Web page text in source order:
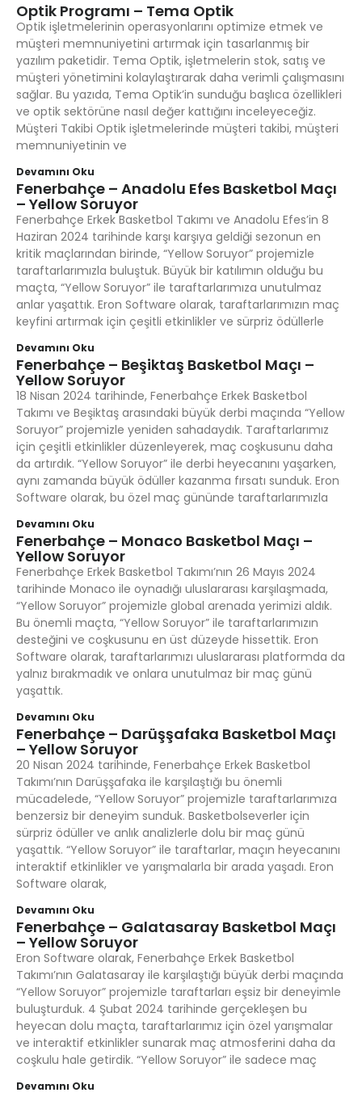
Optik Programı – Tema Optik
Optik işletmelerinin operasyonlarını optimize etmek ve
müşteri memnuniyetini artırmak için tasarlanmış bir
yazılım paketidir. Tema Optik, işletmelerin stok, satış ve
müşteri yönetimini kolaylaştırarak daha verimli çalışmasını
sağlar. Bu yazıda, Tema Optik’in sunduğu başlıca özellikleri
ve optik sektörüne nasıl değer kattığını inceleyeceğiz.
Müşteri Takibi Optik işletmelerinde müşteri takibi, müşteri
memnuniyetinin ve
Devamını Oku
Fenerbahçe – Anadolu Efes Basketbol Maçı
– Yellow Soruyor
Fenerbahçe Erkek Basketbol Takımı ve Anadolu Efes’in 8
Haziran 2024 tarihinde karşı karşıya geldiği sezonun en
kritik maçlarından birinde, “Yellow Soruyor” projemizle
taraftarlarımızla buluştuk. Büyük bir katılımın olduğu bu
maçta, “Yellow Soruyor” ile taraftarlarımıza unutulmaz
anlar yaşattık. Eron Software olarak, taraftarlarımızın maç
keyfini artırmak için çeşitli etkinlikler ve sürpriz ödüllerle
Devamını Oku
Fenerbahçe – Beşiktaş Basketbol Maçı –
Yellow Soruyor
18 Nisan 2024 tarihinde, Fenerbahçe Erkek Basketbol
Takımı ve Beşiktaş arasındaki büyük derbi maçında “Yellow
Soruyor” projemizle yeniden sahadaydık. Taraftarlarımız
için çeşitli etkinlikler düzenleyerek, maç coşkusunu daha
da artırdık. “Yellow Soruyor” ile derbi heyecanını yaşarken,
aynı zamanda büyük ödüller kazanma fırsatı sunduk. Eron
Software olarak, bu özel maç gününde taraftarlarımızla
Devamını Oku
Fenerbahçe – Monaco Basketbol Maçı –
Yellow Soruyor
Fenerbahçe Erkek Basketbol Takımı’nın 26 Mayıs 2024
tarihinde Monaco ile oynadığı uluslararası karşılaşmada,
“Yellow Soruyor” projemizle global arenada yerimizi aldık.
Bu önemli maçta, “Yellow Soruyor” ile taraftarlarımızın
desteğini ve coşkusunu en üst düzeyde hissettik. Eron
Software olarak, taraftarlarımızı uluslararası platformda da
yalnız bırakmadık ve onlara unutulmaz bir maç günü
yaşattık.
Devamını Oku
Fenerbahçe – Darüşşafaka Basketbol Maçı
– Yellow Soruyor
20 Nisan 2024 tarihinde, Fenerbahçe Erkek Basketbol
Takımı’nın Darüşşafaka ile karşılaştığı bu önemli
mücadelede, “Yellow Soruyor” projemizle taraftarlarımıza
benzersiz bir deneyim sunduk. Basketbolseverler için
sürpriz ödüller ve anlık analizlerle dolu bir maç günü
yaşattık. “Yellow Soruyor” ile taraftarlar, maçın heyecanını
interaktif etkinlikler ve yarışmalarla bir arada yaşadı. Eron
Software olarak,
Devamını Oku
Fenerbahçe – Galatasaray Basketbol Maçı
– Yellow Soruyor
Eron Software olarak, Fenerbahçe Erkek Basketbol
Takımı’nın Galatasaray ile karşılaştığı büyük derbi maçında
“Yellow Soruyor” projemizle taraftarları eşsiz bir deneyimle
buluşturduk. 4 Şubat 2024 tarihinde gerçekleşen bu
heyecan dolu maçta, taraftarlarımız için özel yarışmalar
ve interaktif etkinlikler sunarak maç atmosferini daha da
coşkulu hale getirdik. “Yellow Soruyor” ile sadece maç
Devamını Oku